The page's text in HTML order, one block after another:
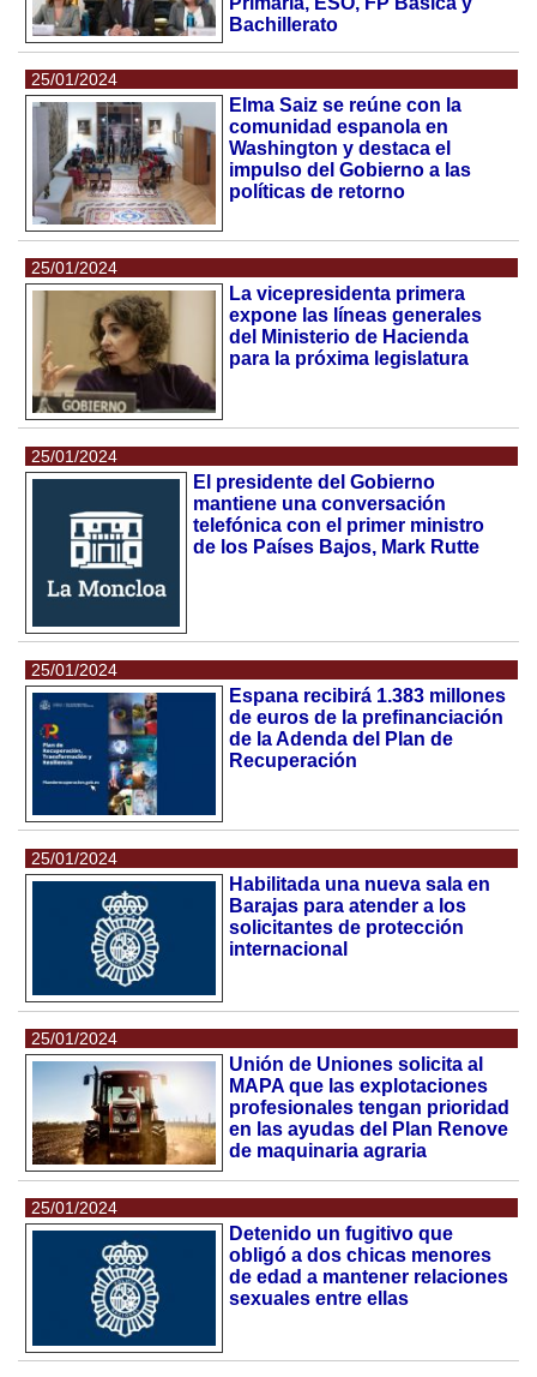
Bachillerato
25/01/2024
Elma Saiz se reúne con la
comunidad espanola en
Washington y destaca el
impulso del Gobierno a las
políticas de retorno
25/01/2024
La vicepresidenta primera
expone las líneas generales
del Ministerio de Hacienda
para la próxima legislatura
25/01/2024
El presidente del Gobierno
mantiene una conversación
telefónica con el primer ministro
de los Países Bajos, Mark Rutte
25/01/2024
Espana recibirá 1.383 millones
de euros de la prefinanciación
de la Adenda del Plan de
Recuperación
25/01/2024
Habilitada una nueva sala en
Barajas para atender a los
solicitantes de protección
internacional
25/01/2024
Unión de Uniones solicita al
MAPA que las explotaciones
profesionales tengan prioridad
en las ayudas del Plan Renove
de maquinaria agraria
25/01/2024
Detenido un fugitivo que
obligó a dos chicas menores
de edad a mantener relaciones
sexuales entre ellas